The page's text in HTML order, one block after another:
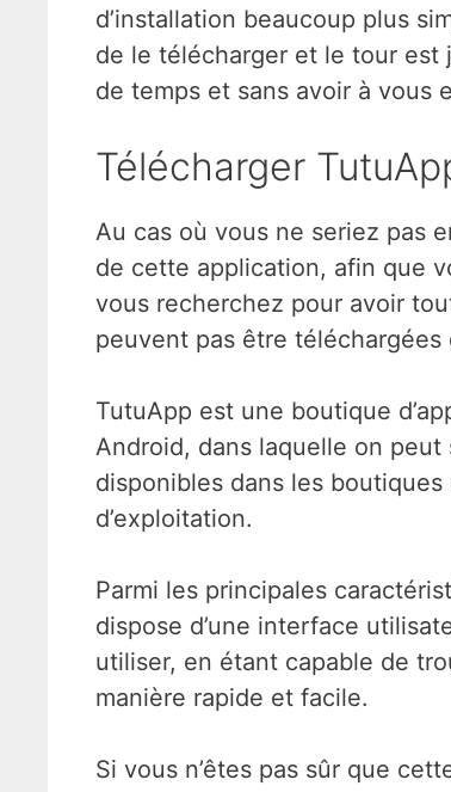
d’installation beaucoup plus
de le télécharger et le tour est
de temps et sans avoir à vous
Télécharger
Au cas où vous ne seriez pas
de cette application, afin que
vous recherchez pour avoir
peuvent pas être téléchargées
TutuApp est une boutique
Android, dans laquelle on
disponibles dans les
d’exploitation.
Parmi les principales
dispose d’une interface
utiliser, en étant capable de
manière rapide et facile.
Si vous n’êtes pas sûr que